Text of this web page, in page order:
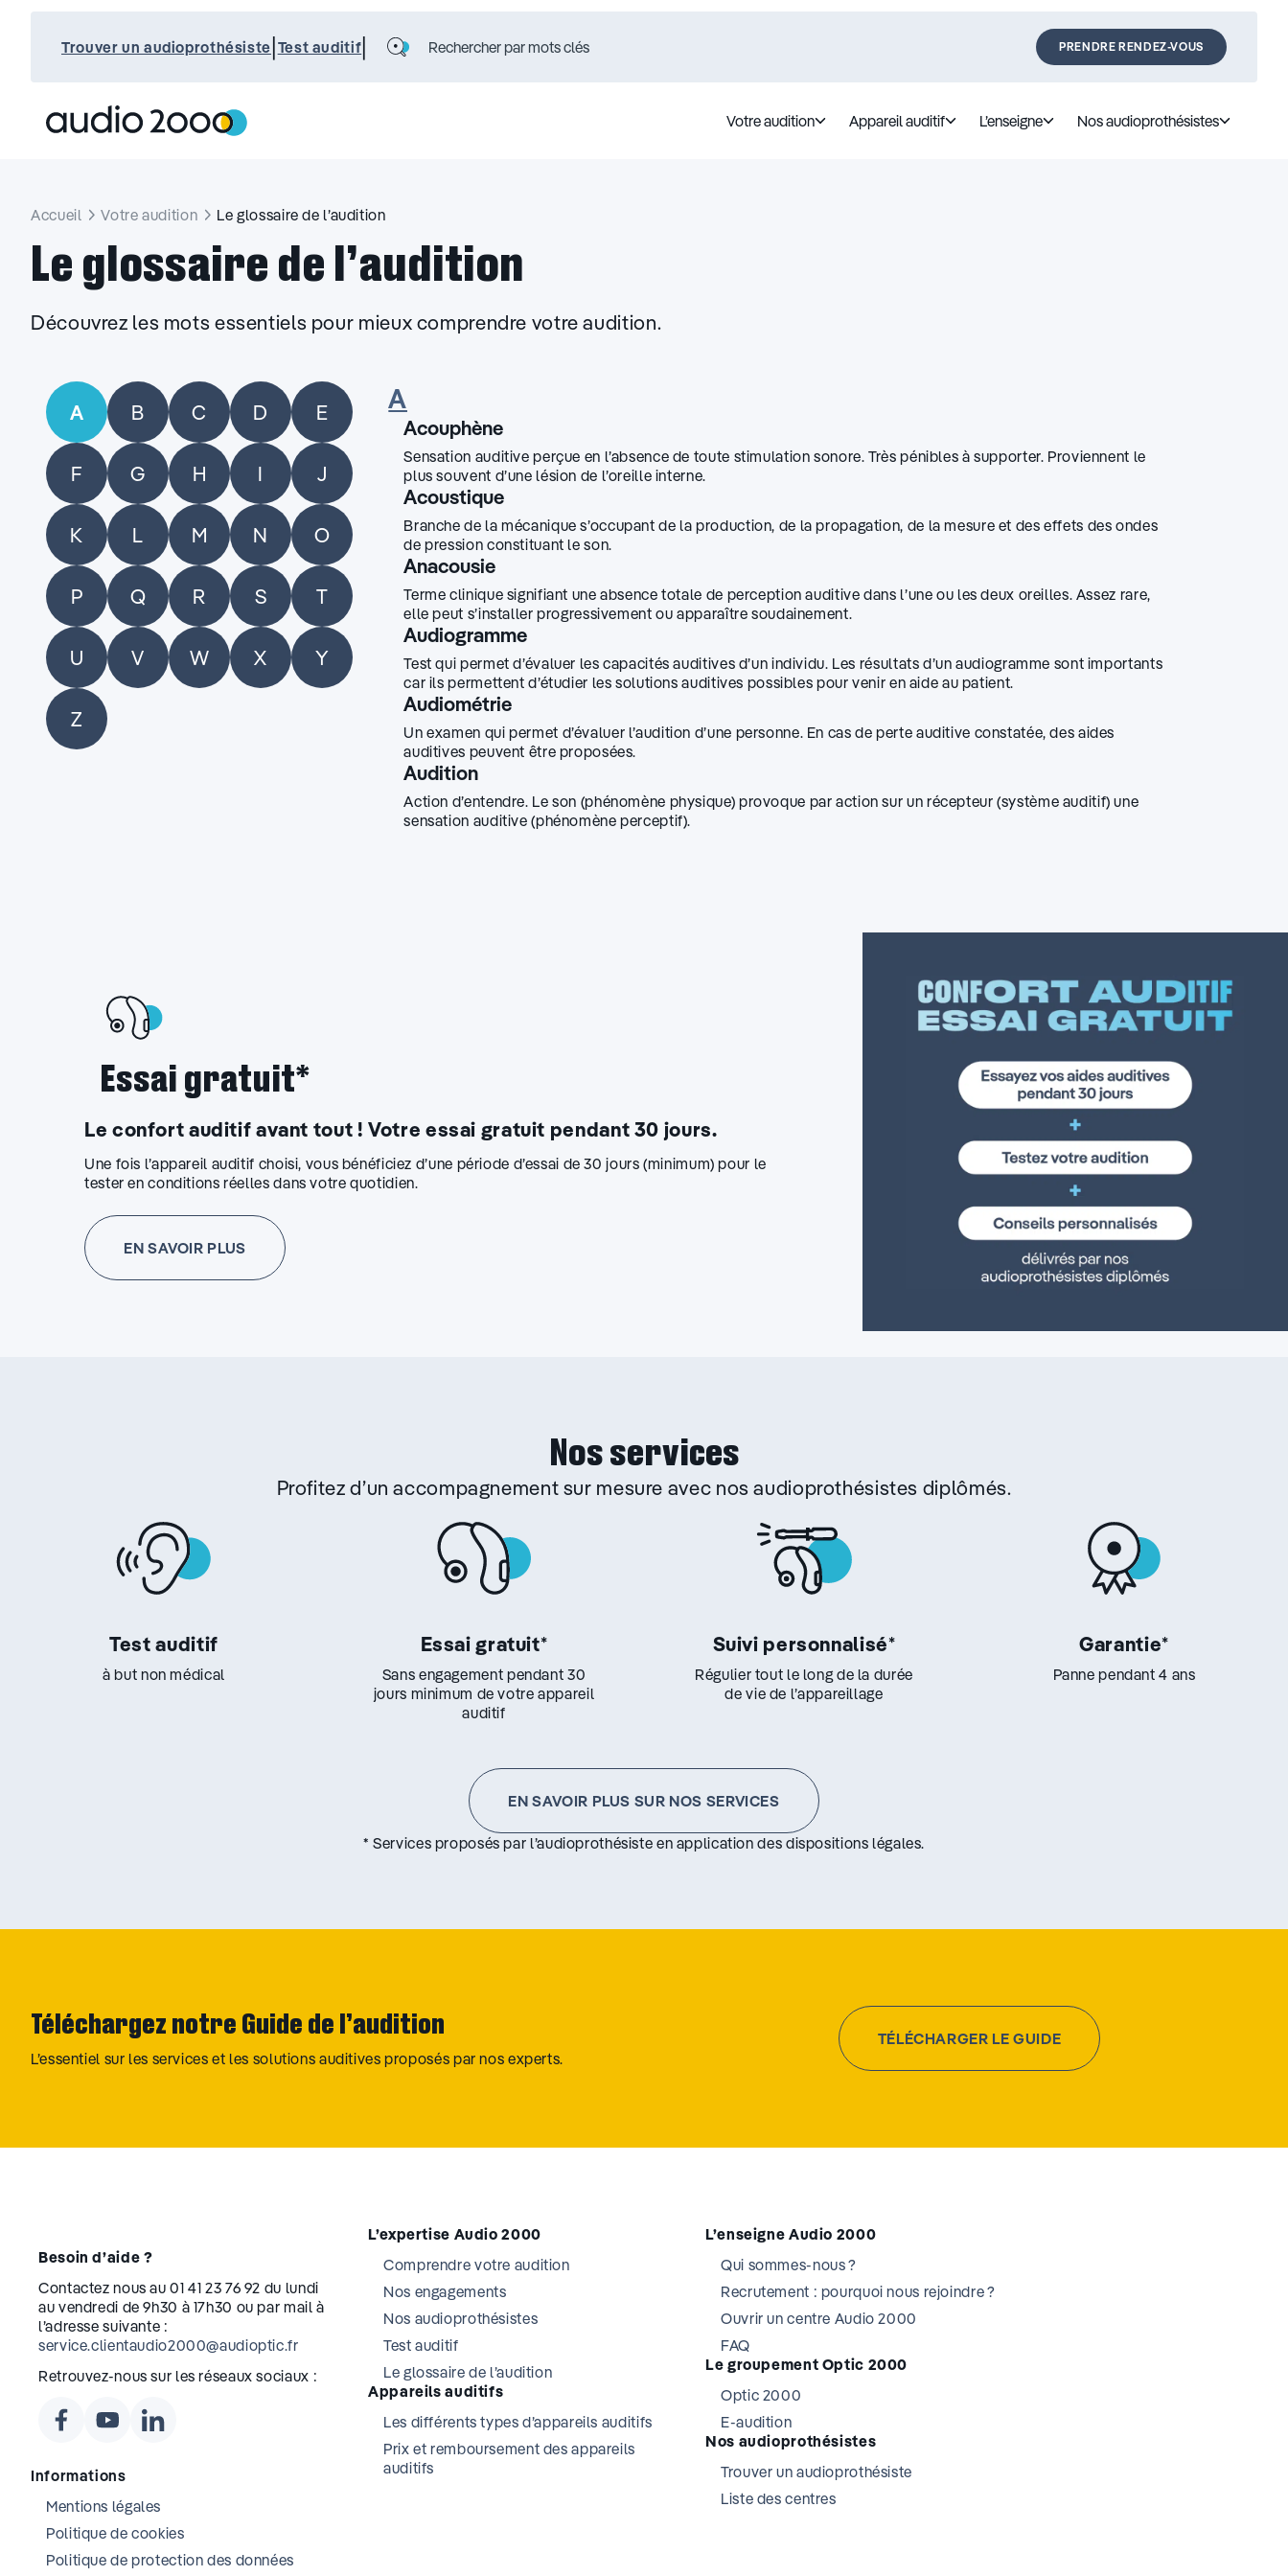
Trouver un audioprothésiste|Test auditif| PRENDRE RENDEZ-VOUS
Votre audition Appareil auditif L’enseigne Nos audioprothésistes
Accueil Votre audition Le glossaire de l’audition
Le glossaire de l’audition
Découvrez les mots essentiels pour mieux comprendre votre audition.
A-Z
A B C D E
F G H I J
K L M N O
P Q R S T
U V W X Y
Z
A
Acouphène
Sensation auditive perçue en l’absence de toute stimulation sonore. Très pénibles à supporter. Proviennent le
plus souvent d’une lésion de l’oreille interne.
Acoustique
Branche de la mécanique sʼoccupant de la production, de la propagation, de la mesure et des effets des ondes
de pression constituant le son.
Anacousie
Terme clinique signifiant une absence totale de perception auditive dans l’une ou les deux oreilles. Assez rare,
elle peut s’installer progressivement ou apparaître soudainement.
Audiogramme
Test qui permet d’évaluer les capacités auditives d’un individu. Les résultats d’un audiogramme sont importants
car ils permettent d’étudier les solutions auditives possibles pour venir en aide au patient.
Audiométrie
Un examen qui permet d’évaluer l’audition d’une personne. En cas de perte auditive constatée, des aides
auditives peuvent être proposées.
Audition
Action d’entendre. Le son (phénomène physique) provoque par action sur un récepteur (système auditif) une
sensation auditive (phénomène perceptif).
Essai gratuit*
Le confort auditif avant tout ! Votre essai gratuit pendant 30 jours.
Une fois l’appareil auditif choisi, vous bénéficiez d’une période d’essai de 30 jours (minimum) pour le
tester en conditions réelles dans votre quotidien.
EN SAVOIR PLUS
Nos services
Profitez d’un accompagnement sur mesure avec nos audioprothésistes diplômés.
Test auditif
à but non médical
Essai gratuit*
Sans engagement pendant 30
jours minimum de votre appareil
auditif
Suivi personnalisé*
Régulier tout le long de la durée
de vie de l’appareillage
Garantie*
Panne pendant 4 ans
EN SAVOIR PLUS SUR NOS SERVICES
* Services proposés par l’audioprothésiste en application des dispositions légales.
Téléchargez notre Guide de l’audition
L’essentiel sur les services et les solutions auditives proposés par nos experts.
TÉLÉCHARGER LE GUIDE
Besoin d’aide ?
Contactez nous au 01 41 23 76 92 du lundi
au vendredi de 9h30 à 17h30 ou par mail à
l’adresse suivante :
service.clientaudio2000@audioptic.fr
Retrouvez-nous sur les réseaux sociaux :
Informations
Mentions légales
Politique de cookies
Politique de protection des données
L’expertise Audio 2000
Comprendre votre audition
Nos engagements
Nos audioprothésistes
Test auditif
Le glossaire de l’audition
Appareils auditifs
Les différents types d’appareils auditifs
Prix et remboursement des appareils
auditifs
L’enseigne Audio 2000
Qui sommes-nous ?
Recrutement : pourquoi nous rejoindre ?
Ouvrir un centre Audio 2000
FAQ
Le groupement Optic 2000
Optic 2000
E-audition
Nos audioprothésistes
Trouver un audioprothésiste
Liste des centres